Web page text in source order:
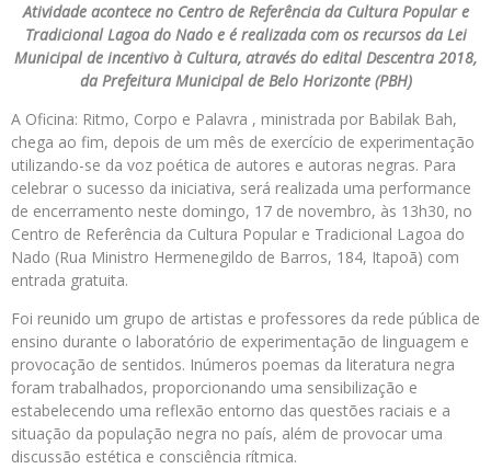
Atividade acontece no Centro de Referência da Cultura Popular e
Tradicional Lagoa do Nado e é realizada com os recursos da Lei
Municipal de incentivo à Cultura, através do edital Descentra 2018,
da Prefeitura Municipal de Belo Horizonte (PBH)
A Oficina: Ritmo, Corpo e Palavra , ministrada por Babilak Bah,
chega ao fim, depois de um mês de exercício de experimentação
utilizando-se da voz poética de autores e autoras negras. Para
celebrar o sucesso da iniciativa, será realizada uma performance
de encerramento neste domingo, 17 de novembro, às 13h30, no
Centro de Referência da Cultura Popular e Tradicional Lagoa do
Nado (Rua Ministro Hermenegildo de Barros, 184, Itapoã) com
entrada gratuita.
Foi reunido um grupo de artistas e professores da rede pública de
ensino durante o laboratório de experimentação de linguagem e
provocação de sentidos. Inúmeros poemas da literatura negra
foram trabalhados, proporcionando uma sensibilização e
estabelecendo uma reflexão entorno das questões raciais e a
situação da população negra no país, além de provocar uma
discussão estética e consciência rítmica.